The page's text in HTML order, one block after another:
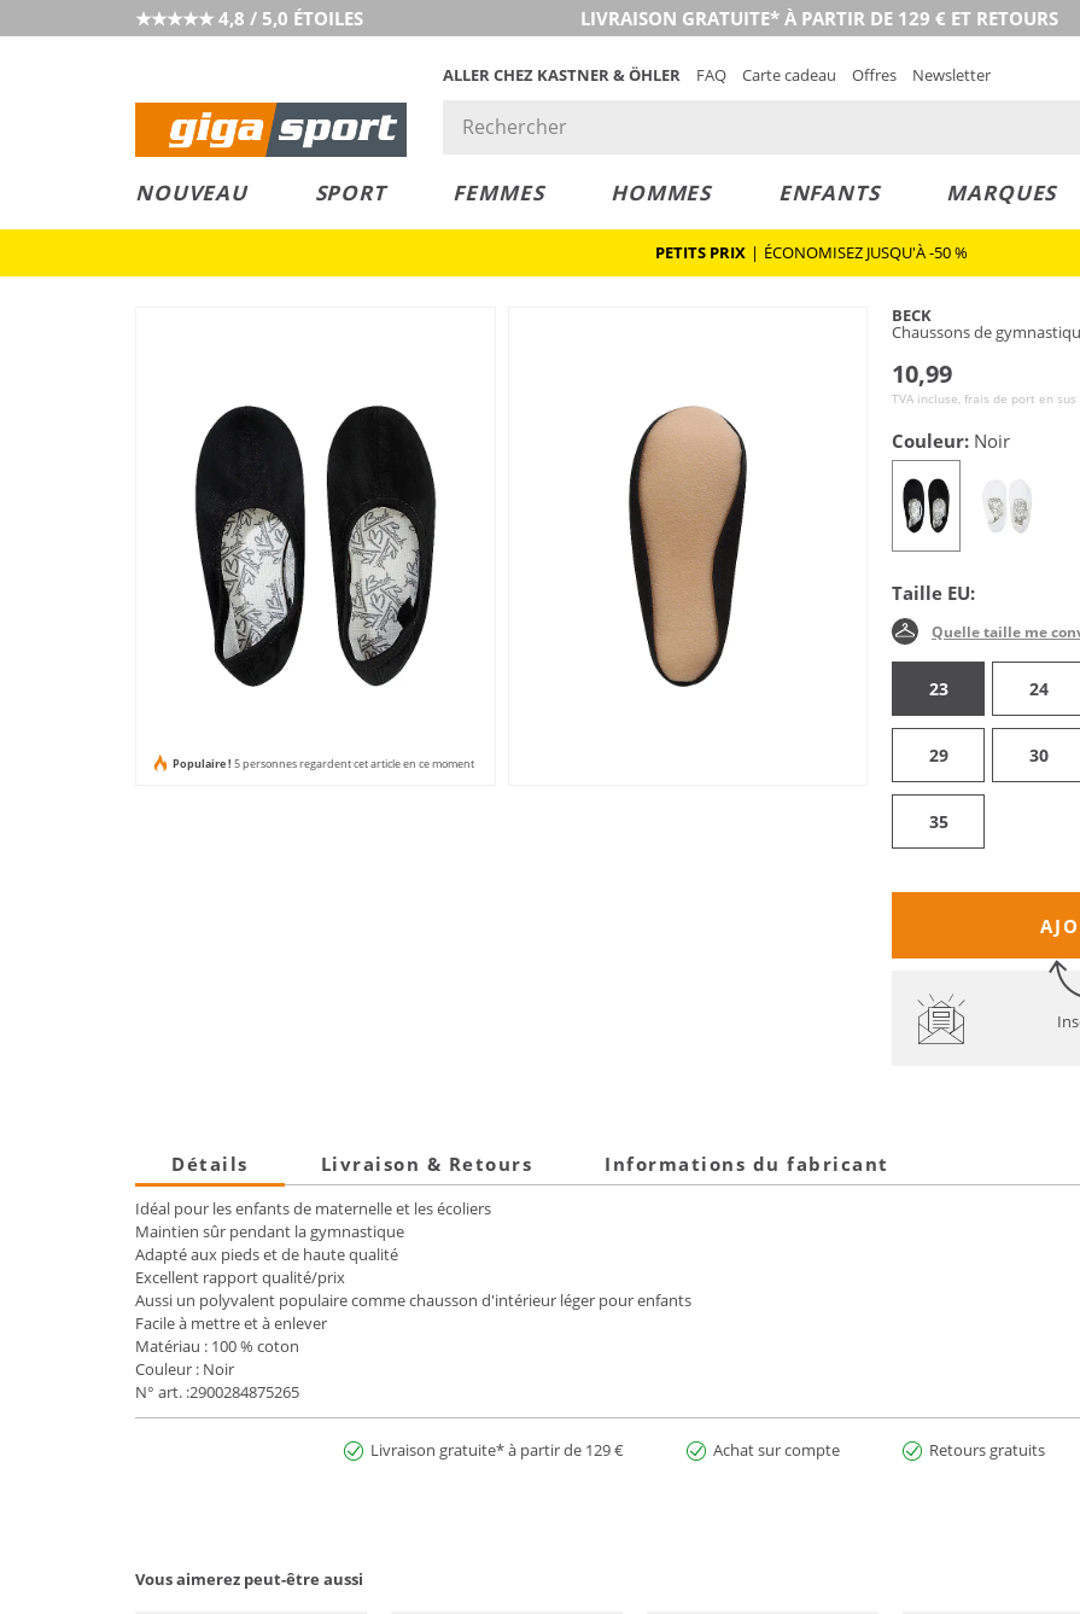
★★★★★ 4,8 / 5,0 ÉTOILES LIVRAISON GRATUITE* À PARTIR DE 129 € ET RETOURS
ALLER CHEZ KASTNER & ÖHLER FAQ Carte cadeau Offres Newsletter
NOUVEAU SPORT FEMMES HOMMES ENFANTS MARQUES
PETITS PRIX | ÉCONOMISEZ JUSQU'À -50 %
Populaire ! 5 personnes regardent cet article en ce moment
BECK
Chaussons de
10,99
TVA incluse, frais de port en sus
Couleur: Noir
Taille EU:
Quelle taille me
23 24
29 30
35
Détails Livraison & Retours Informations du fabricant
Idéal pour les enfants de maternelle et les écoliers
Maintien sûr pendant la gymnastique
Adapté aux pieds et de haute qualité
Excellent rapport qualité/prix
Aussi un polyvalent populaire comme chausson d'intérieur léger pour enfants
Facile à mettre et à enlever
Matériau : 100 % coton
Couleur : Noir
N° art. :2900284875265
Livraison gratuite* à partir de 129 € Achat sur compte Retours gratuits
Vous aimerez peut-être aussi